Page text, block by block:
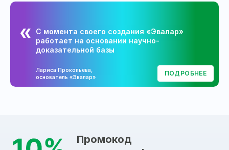
С момента своего создания «Эвалар»
работает на основании научно-
доказательной базы
Лариса Прокопьева,
основатель «Эвалар»
ПОДРОБНЕЕ
Промокод